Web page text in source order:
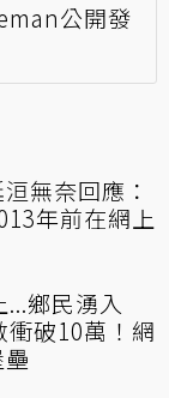
公開發
無奈回應：
鄉民湧入
破10萬！網